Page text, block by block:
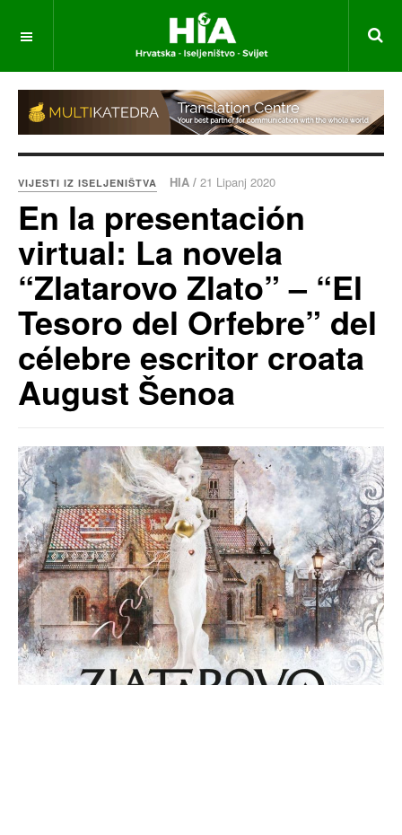
VIJESTI IZ ISELJENIŠTVA HIA / 21 Lipanj 2020
En la presentación
virtual: La novela
“Zlatarovo Zlato” – “El
Tesoro del Orfebre” del
célebre escritor croata
August Šenoa